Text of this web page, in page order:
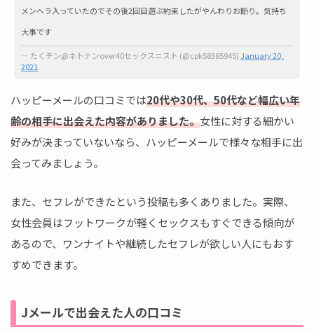
メンヘラ入っていたのでその後2回目遊ぶ約束したがやんわりお断り。気持ち
大事です
— たくチン@ネトナンover40セックスニスト (@cpk58385945)January 20,
2021
ハッピーメールの口コミでは20代や30代、50代など幅広い年
齢の相手に出会えた内容がありました。女性に対する細かい
好みが決まっていないなら、ハッピーメールで様々な相手に出
会ってみましょう。
また、セフレができたという投稿も多くありました。実際、
女性会員はフットワークが軽くセックスもすぐできる傾向が
あるので、ワンナイトや継続したセフレが欲しい人にもおす
すめできます。
Jメールで出会えた人の口コミ